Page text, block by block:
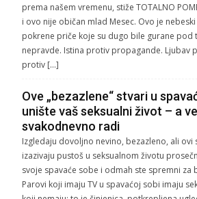
prema našem vremenu, stiže TOTALNO
i ovo nije običan mlad Mesec. Ovo je
pokrene priče koje su dugo bile gurane pod
nepravde. Istina protiv propagande. Ljubav
protiv […]
Ove „bezazlene“ stvari u
unište vaš seksualni život – a
svakodnevno radi
Izgledaju dovoljno nevino, bezazleno, ali
izazivaju pustoš u seksualnom životu
svoje spavaće sobe i odmah ste spremni za
Parovi koji imaju TV u spavaćoj sobi imaju